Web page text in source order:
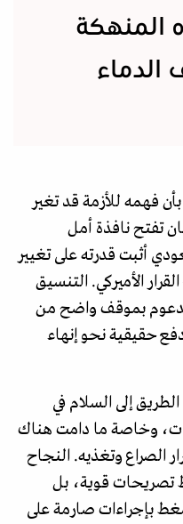
المنهكة
الدماء
فهمه للأزمة قد تغير
تفتح نافذة أمل
أثبت قدرته على تغيير
الأميركي. التنسيق
بموقف واضح من
حقيقية نحو إنهاء
إلى السلام في
وخاصة ما دامت هناك
الصراع وتغذيه. النجاح
تصريحات قوية، بل
بإجراءات صارمة على